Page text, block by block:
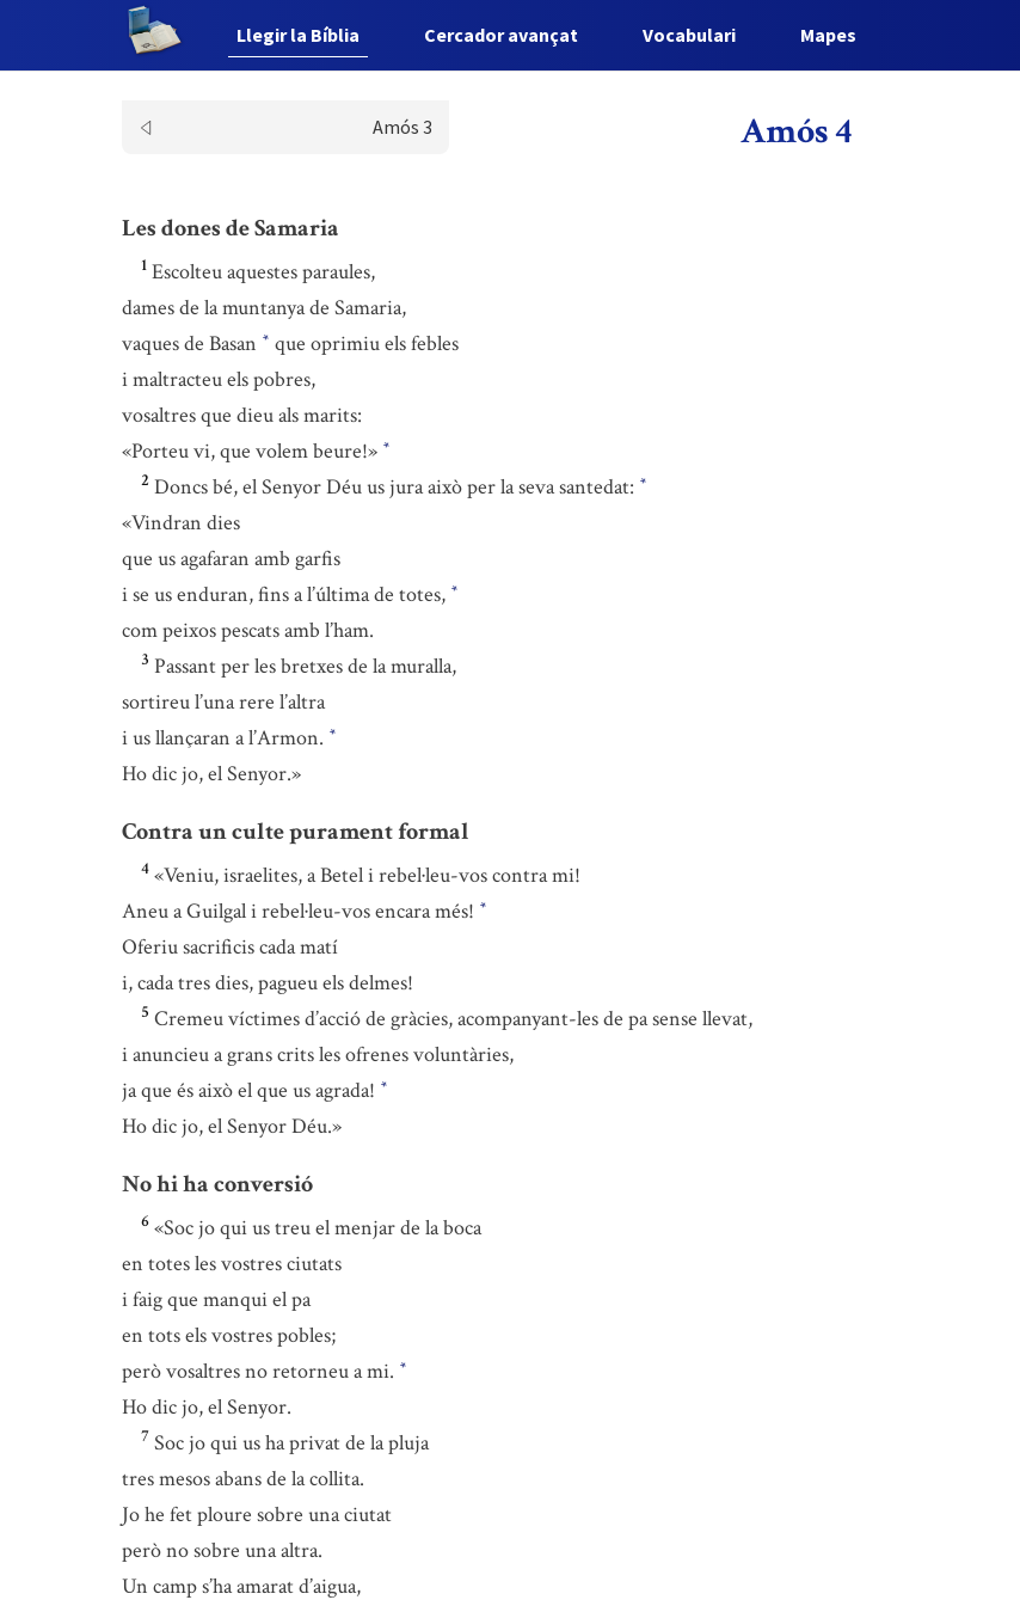
Llegir la Bíblia Cercador avançat Vocabulari Mapes
Amós 3 Amós 4
Les dones de Samaria
1 Escolteu aquestes paraules,
dames de la muntanya de Samaria,
vaques de Basan * que oprimiu els febles
i maltracteu els pobres,
vosaltres que dieu als marits:
«Porteu vi, que volem beure!» *
2 Doncs bé, el Senyor Déu us jura això per la seva santedat: *
«Vindran dies
que us agafaran amb garfis
i se us enduran, fins a l’última de totes, *
com peixos pescats amb l’ham.
3 Passant per les bretxes de la muralla,
sortireu l’una rere l’altra
i us llançaran a l’Armon. *
Ho dic jo, el Senyor.»
Contra un culte purament formal
4 «Veniu, israelites, a Betel i rebel·leu-vos contra mi!
Aneu a Guilgal i rebel·leu-vos encara més! *
Oferiu sacrificis cada matí
i, cada tres dies, pagueu els delmes!
5 Cremeu víctimes d’acció de gràcies, acompanyant-les de pa sense llevat,
i anuncieu a grans crits les ofrenes voluntàries,
ja que és això el que us agrada! *
Ho dic jo, el Senyor Déu.»
No hi ha conversió
6 «Soc jo qui us treu el menjar de la boca
en totes les vostres ciutats
i faig que manqui el pa
en tots els vostres pobles;
però vosaltres no retorneu a mi. *
Ho dic jo, el Senyor.
7 Soc jo qui us ha privat de la pluja
tres mesos abans de la collita.
Jo he fet ploure sobre una ciutat
però no sobre una altra.
Un camp s’ha amarat d’aigua,